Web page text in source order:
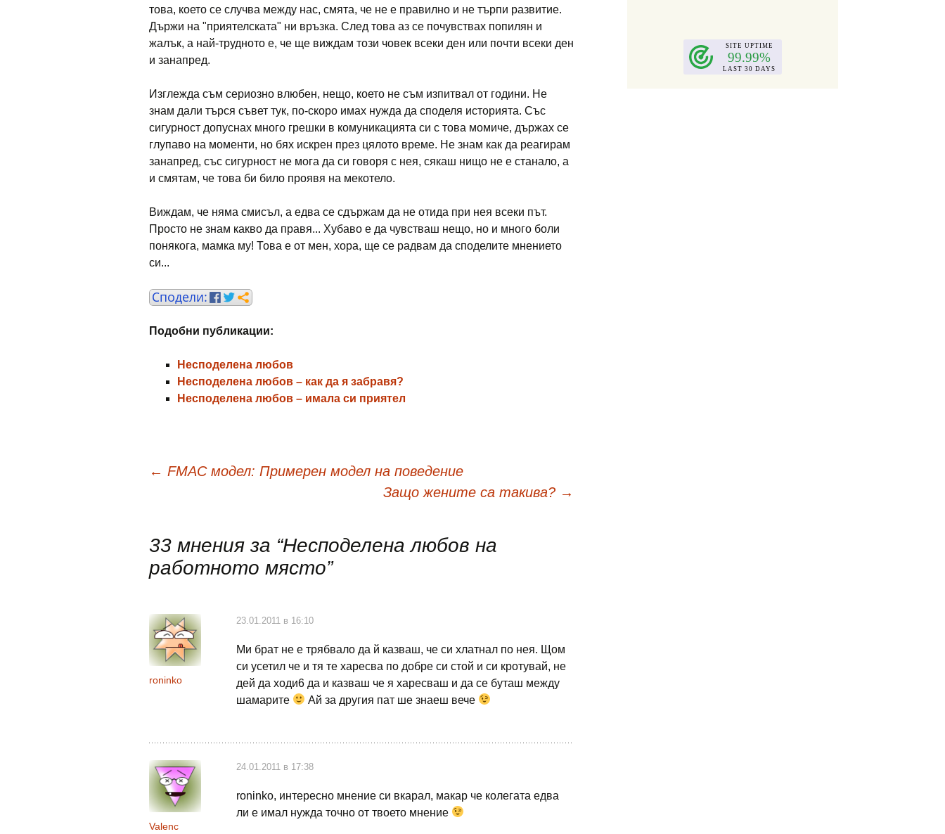
това, което се случва между нас, смята, че не е правилно и не търпи развитие.
Държи на "приятелската" ни връзка. След това аз се почувствах попилян и
жалък, а най-трудното е, че ще виждам този човек всеки ден или почти всеки ден
и занапред.
Изглежда съм сериозно влюбен, нещо, което не съм изпитвал от години. Не
знам дали търся съвет тук, по-скоро имах нужда да споделя историята. Със
сигурност допуснах много грешки в комуникацията си с това момиче, държах се
глупаво на моменти, но бях искрен през цялото време. Не знам как да реагирам
занапред, със сигурност не мога да си говоря с нея, сякаш нищо не е станало, а
и смятам, че това би било проявя на мекотело.
Виждам, че няма смисъл, а едва се сдържам да не отида при нея всеки път.
Просто не знам какво да правя... Хубаво е да чувстваш нещо, но и много боли
понякога, мамка му! Това е от мен, хора, ще се радвам да споделите мнението
си...
Подобни публикации:
Несподелена любов
Несподелена любов – как да я забравя?
Несподелена любов – имала си приятел
Навигация
публикациите
← FMAC модел: Примерен модел на поведение
Защо жените са такива? →
33 мнения за “Несподелена любов на
работното място”
roninko
23.01.2011 в 16:10
Ми брат не е трябвало да й казваш, че си хлатнал по нея. Щом
си усетил че и тя те харесва по добре си стой и си кротувай, не
дей да ходи6 да и казваш че я харесваш и да се буташ между
шамарите
Ай за другия пат ше знаеш вече
Valenc
24.01.2011 в 17:38
roninko, интересно мнение си вкарал, макар че колегата едва
ли е имал нужда точно от твоето мнение